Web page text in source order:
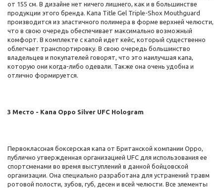
от 155 см. В дизайне нет ничего лишнего, как и в большинстве
продукции этого бренда. Капа Title Gel Triple-Shox Mouthguard
производится из эластичного полимера в форме верхней челюсти,
что в свою очередь обеспечивает максимально возможный
комфорт. В комплекте с капой идет кейс, который существенно
облегчает транспортировку. В свою очередь большинство
владельцев и покупателей говорят, что это наилучшая капа,
которую они когда-либо одевали. Также она очень удобна и
отлично формируется.
3 Место - Капа Oppo Silver UFC Hologram
Первоклассная боксерская капа от Британской компании Oppo,
публично утвержденная организацией UFC для использования ее
спортсменами во время выступлений в данной бойцовской
организации. Она специально разработана для устранений травм
ротовой полости, зубов, губ, десен и всей челюсти. Все элементы